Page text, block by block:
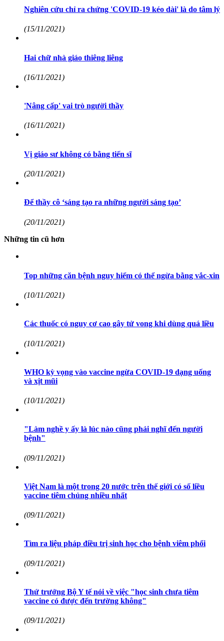
Nghiên cứu chỉ ra chứng 'COVID-19 kéo dài' là do tâm lý
(15/11/2021)
Hai chữ nhà giáo thiêng liêng
(16/11/2021)
'Nâng cấp' vai trò người thầy
(16/11/2021)
Vị giáo sư không có bằng tiến sĩ
(20/11/2021)
Để thầy cô ‘sáng tạo ra những người sáng tạo’
(20/11/2021)
Những tin cũ hơn
Top những căn bệnh nguy hiểm có thể ngừa bằng vắc-xin
(10/11/2021)
Các thuốc có nguy cơ cao gây tử vong khi dùng quá liều
(10/11/2021)
WHO kỳ vọng vào vaccine ngừa COVID-19 dạng uống
và xịt mũi
(10/11/2021)
"Làm nghề y ấy là lúc nào cũng phải nghĩ đến người
bệnh"
(09/11/2021)
Việt Nam là một trong 20 nước trên thế giới có số liều
vaccine tiêm chủng nhiều nhất
(09/11/2021)
Tìm ra liệu pháp điều trị sinh học cho bệnh viêm phổi
(09/11/2021)
Thứ trưởng Bộ Y tế nói về việc "học sinh chưa tiêm
vaccine có được đến trường không"
(09/11/2021)